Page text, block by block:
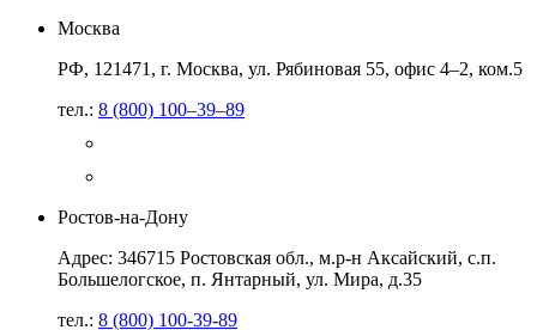
Москва
РФ, 121471, г. Москва, ул. Рябиновая 55, офис 4–2, ком.5
тел.: 8 (800) 100–39–89
Ростов-на-Дону
Адрес: 346715 Ростовская обл., м.р-н Аксайский, с.п.
Большелогское, п. Янтарный, ул. Мира, д.35
тел.: 8 (800) 100-39-89